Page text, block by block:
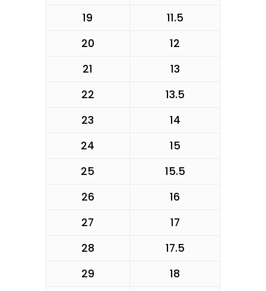
11.5
19
12
20
13
21
13.5
22
14
23
15
24
15.5
25
16
26
17
27
17.5
28
18
29